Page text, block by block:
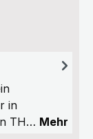
in
TH… Mehr